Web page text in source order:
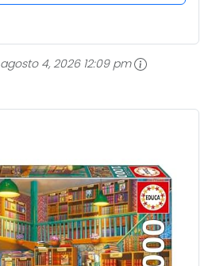
agosto 4, 2026 12:09 pm